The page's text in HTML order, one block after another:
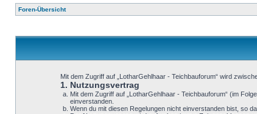
Foren-Übersicht
Mit dem Zugriff auf „LotharGehlhaar - Teichbauforum“ wird
1. Nutzungsvertrag
Mit dem Zugriff auf „LotharGehlhaar - Teichbauforum“ (im
einverstanden.
Wenn du mit diesen Regelungen nicht einverstanden bist, so